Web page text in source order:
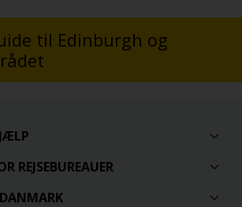
til Edinburgh og
REJSEBUREAUER